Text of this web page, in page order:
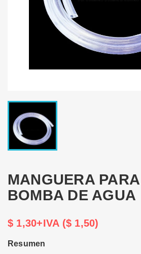
MANGUERA
BOMBA DE AGUA
$ 1,30+IVA ($ 1,50)
Resumen